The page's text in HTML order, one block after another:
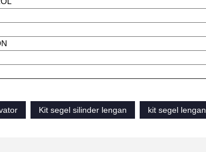
Kit segel silinder lengan kit segel lengan